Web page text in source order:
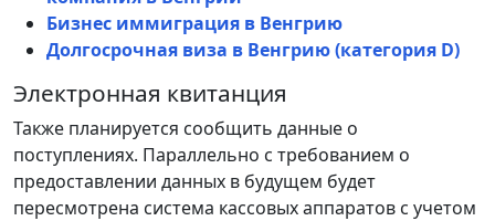
Бизнес иммиграция в Венгрию
Долгосрочная виза в Венгрию (категория D)
Электронная квитанция
Также планируется сообщить данные о
поступлениях. Параллельно с требованием о
предоставлении данных в будущем будет
пересмотрена система кассовых аппаратов с учетом